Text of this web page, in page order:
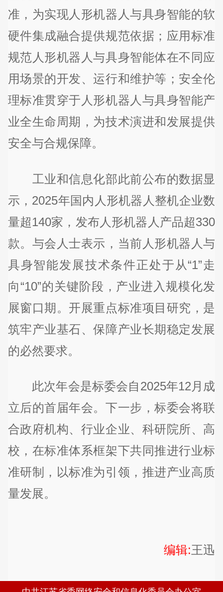
准，为实现人形机器人与具身智能的软
硬件集成融合提供规范依据；应用标准
规范人形机器人与具身智能体在不同应
用场景的开发、运行和维护等；安全伦
理标准贯穿于人形机器人与具身智能产
业全生命周期，为技术演进和发展提供
安全与合规保障。
工业和信息化部此前公布的数据显
示，2025年国内人形机器人整机企业数
量超140家，发布人形机器人产品超330
款。与会人士表示，当前人形机器人与
具身智能发展技术条件正处于从“1”走
向“10”的关键阶段，产业进入规模化发
展窗口期。开展重点标准项目研究，是
筑牢产业基石、保障产业长期稳定发展
的必然要求。
此次年会是标委会自2025年12月成
立后的首届年会。下一步，标委会将联
合政府机构、行业企业、科研院所、高
校，在标准体系框架下共同推进行业标
准研制，以标准为引领，推进产业高质
量发展。
编辑:王迅